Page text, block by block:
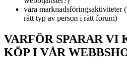
våra marknadsföringsaktiviteter
rätt typ av person i rätt forum)
VARFÖR SPARAR VI
KÖP I VÅR